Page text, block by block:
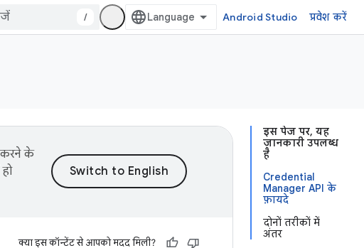
/ Android Studio प्रवेश करें
इस पेज पर, यह
जानकारी उपलब्ध
है
Credential
Manager API के
फ़ायदे
दोनों तरीकों में
अंतर
करने के
क्या इस कॉन्टेंट से आपको मदद मिली?